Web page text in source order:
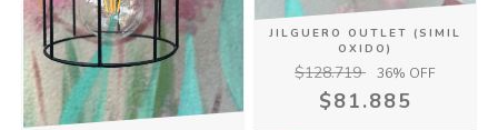
JILGUERO OUTLET (SIMIL
OXIDO)
$128.719 36% OFF
$81.885